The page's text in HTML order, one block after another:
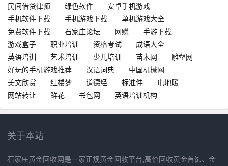
民间借贷律师
绿色软件
安卓手机游戏
手机软件下载
手机游戏下载
单机游戏大全
免费软件下载
石家庄论坛 网赚
手游下载
游戏盒子
职业培训 资格考试
成语大全
英语培训
艺术培训 少儿培训 苗木网
雕塑网
好玩的手机游戏推荐
汉语词典
中国机械网
美文欣赏
红楼梦 道德经 标准件
电地暖
网站转让
鲜花 书包网 英语培训机构
关于本站
石家庄黄金回收网是一家正规黄金回收平台,高价回收黄金首饰、金